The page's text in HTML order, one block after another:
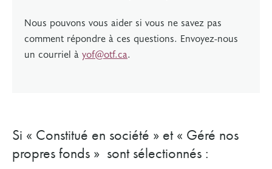
Nous pouvons vous aider si vous ne savez pas
comment répondre à ces questions. Envoyez-nous
un courriel à yof@otf.ca.
Si « Constitué en société » et « Géré nos
propres fonds » sont sélectionnés :